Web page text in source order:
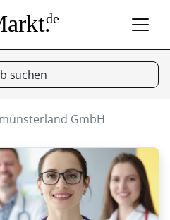
de
suchen
GmbH